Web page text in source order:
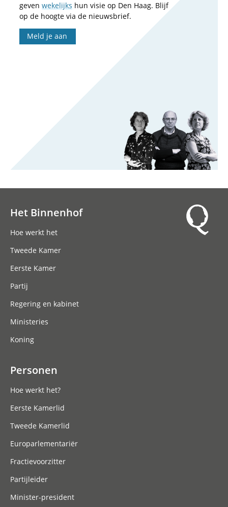
geven wekelijks hun visie op Den Haag. Blijf
op de hoogte via de nieuwsbrief.
Meld je aan
Het Binnenhof
Hoe werkt het
Tweede Kamer
Eerste Kamer
Partij
Regering en kabinet
Ministeries
Koning
Personen
Hoe werkt het?
Eerste Kamerlid
Tweede Kamerlid
Europarlementariër
Fractievoorzitter
Partijleider
Minister-president